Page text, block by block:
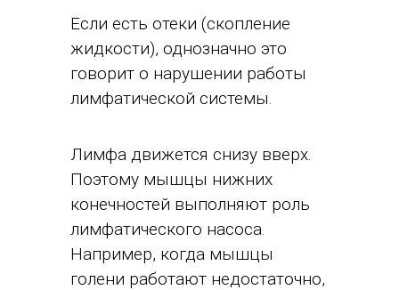
Если есть отеки (скопление
жидкости), однозначно это
говорит о нарушении работы
лимфатической системы.
Лимфа движется снизу вверх.
Поэтому мышцы нижних
конечностей выполняют роль
лимфатического насоса.
Например, когда мышцы
голени работают недостаточно,